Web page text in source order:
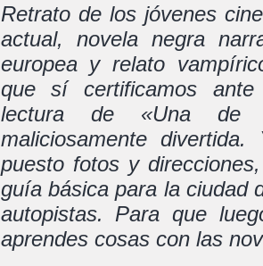
Retrato de los jóvenes
actual, novela negra
europea y relato
que sí certificamos
lectura de «Una de
maliciosamente
puesto fotos y
guía básica para la ciudad
autopistas. Para que
aprendes cosas con las